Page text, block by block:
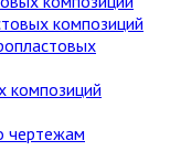
композиций
композиций
чертежам